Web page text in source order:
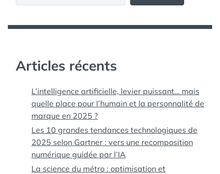
Articles récents
L’intelligence artificielle, levier puissant… mais
quelle place pour l’humain et la personnalité de
marque en 2025 ?
Les 10 grandes tendances technologiques de
2025 selon Gartner : vers une recomposition
numérique guidée par l’IA
La science du métro : optimisation et